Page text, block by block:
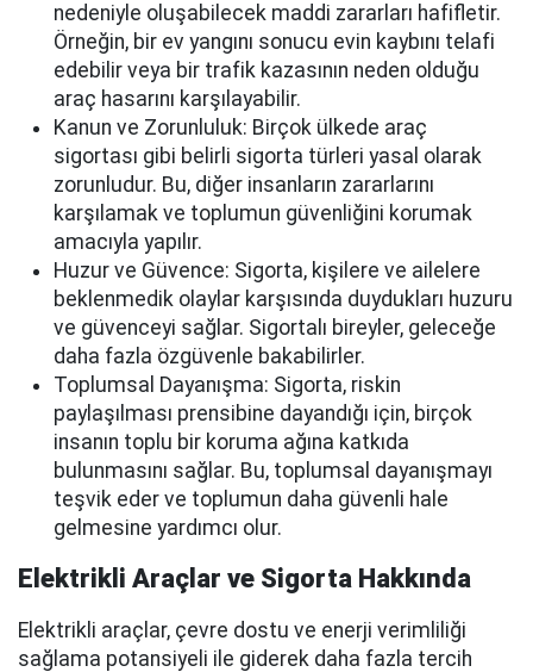
nedeniyle oluşabilecek maddi zararları hafifletir.
Örneğin, bir ev yangını sonucu evin kaybını telafi
edebilir veya bir trafik kazasının neden olduğu
araç hasarını karşılayabilir.
Kanun ve Zorunluluk: Birçok ülkede araç
sigortası gibi belirli sigorta türleri yasal olarak
zorunludur. Bu, diğer insanların zararlarını
karşılamak ve toplumun güvenliğini korumak
amacıyla yapılır.
Huzur ve Güvence: Sigorta, kişilere ve ailelere
beklenmedik olaylar karşısında duydukları huzuru
ve güvenceyi sağlar. Sigortalı bireyler, geleceğe
daha fazla özgüvenle bakabilirler.
Toplumsal Dayanışma: Sigorta, riskin
paylaşılması prensibine dayandığı için, birçok
insanın toplu bir koruma ağına katkıda
bulunmasını sağlar. Bu, toplumsal dayanışmayı
teşvik eder ve toplumun daha güvenli hale
gelmesine yardımcı olur.
Elektrikli Araçlar ve Sigorta Hakkında
Elektrikli araçlar, çevre dostu ve enerji verimliliği
sağlama potansiyeli ile giderek daha fazla tercih